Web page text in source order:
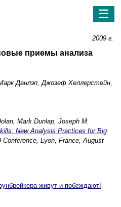
☰
2009 г.
приемы анализа
Данлэп, Джозеф Хеллерстейн,
Mark Dunlap, Joseph M.
New Analysis Practices for Big
Lyon, France, August
живут и побеждают!